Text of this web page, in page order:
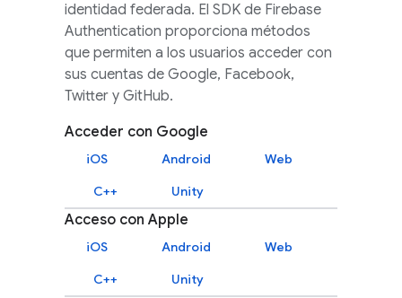
identidad federada. El SDK de Firebase
Authentication proporciona métodos
que permiten a los usuarios acceder con
sus cuentas de Google, Facebook,
Twitter y GitHub.
Acceder con Google
iOS Android
Web
C++
Unity
Acceso con Apple
iOS Android
Web
C++
Unity